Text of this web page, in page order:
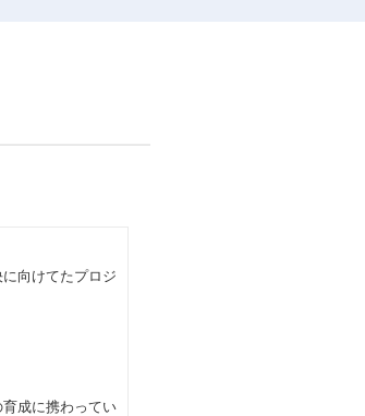
向けてたプロジ
成に携わってい